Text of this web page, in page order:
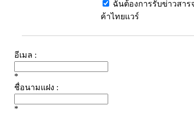
ฉันต้องการรับข่าวสาร
ค้าไทยแวร์
อีเมล :
*
ชื่อนามแฝง :
*